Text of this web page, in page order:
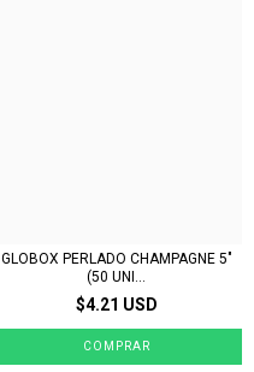
GLOBOX PERLADO CHAMPAGNE 5"
(50 UNI...
$4.21 USD